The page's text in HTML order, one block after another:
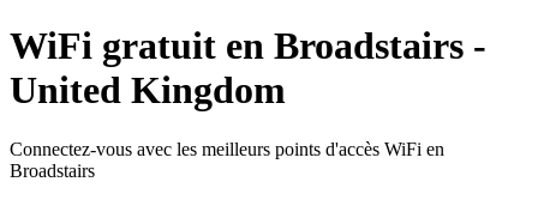
WiFi gratuit en Broadstairs -
United Kingdom
Connectez-vous avec les meilleurs points d'accès WiFi en
Broadstairs